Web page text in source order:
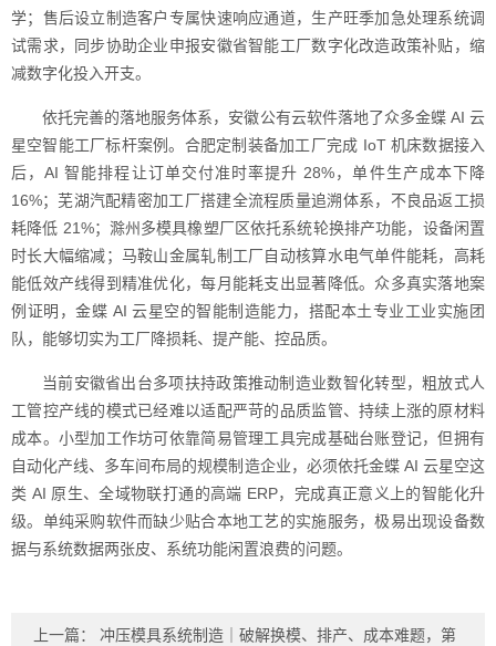
学；售后设立制造客户专属快速响应通道，生产旺季加急处理系统调
试需求，同步协助企业申报安徽省智能工厂数字化改造政策补贴，缩
减数字化投入开支。
依托完善的落地服务体系，安徽公有云软件落地了众多金蝶 AI 云
星空智能工厂标杆案例。合肥定制装备加工厂完成 IoT 机床数据接入
后，AI 智能排程让订单交付准时率提升 28%，单件生产成本下降
16%；芜湖汽配精密加工厂搭建全流程质量追溯体系，不良品返工损
耗降低 21%；滁州多模具橡塑厂区依托系统轮换排产功能，设备闲置
时长大幅缩减；马鞍山金属轧制工厂自动核算水电气单件能耗，高耗
能低效产线得到精准优化，每月能耗支出显著降低。众多真实落地案
例证明，金蝶 AI 云星空的智能制造能力，搭配本土专业工业实施团
队，能够切实为工厂降损耗、提产能、控品质。
当前安徽省出台多项扶持政策推动制造业数智化转型，粗放式人
工管控产线的模式已经难以适配严苛的品质监管、持续上涨的原材料
成本。小型加工作坊可依靠简易管理工具完成基础台账登记，但拥有
自动化产线、多车间布局的规模制造企业，必须依托金蝶 AI 云星空这
类 AI 原生、全域物联打通的高端 ERP，完成真正意义上的智能化升
级。单纯采购软件而缺少贴合本地工艺的实施服务，极易出现设备数
据与系统数据两张皮、系统功能闲置浪费的问题。
上一篇： 冲压模具系统制造｜破解换模、排产、成本难题，第